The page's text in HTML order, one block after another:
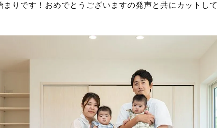
りです！おめでとうございますの発声と共にカットし